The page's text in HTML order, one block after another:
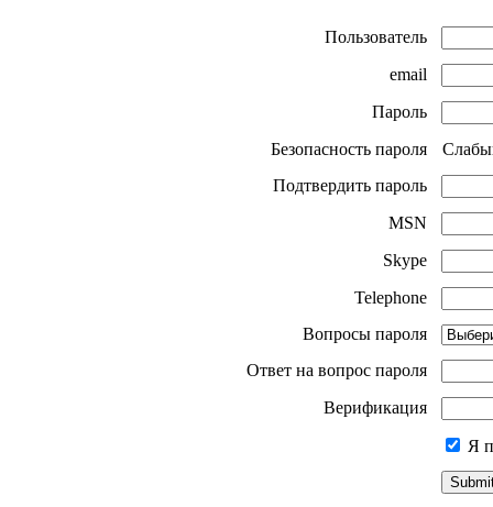
Пользователь
email
Пароль
Безопасность пароля
Подтвердить пароль
MSN
Skype
Telephone
Вопросы пароля
Ответ на вопрос пароля
Верификация
Я